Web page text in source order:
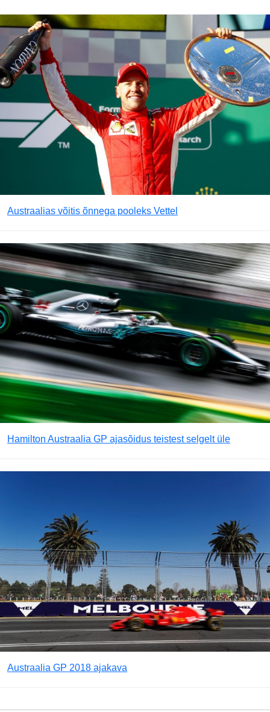
Austraalias võitis õnnega pooleks Vettel
Hamilton Austraalia GP ajasõidus teistest selgelt üle
Austraalia GP 2018 ajakava